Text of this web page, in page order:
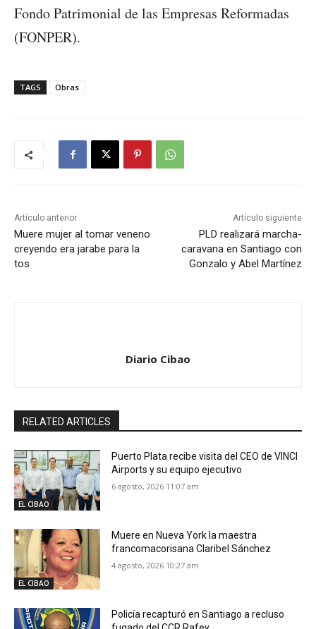
Fondo Patrimonial de las Empresas Reformadas
(FONPER).
TAGS Obras
Artículo anterior
Muere mujer al tomar veneno
creyendo era jarabe para la
tos
Artículo siguiente
PLD realizará marcha-
caravana en Santiago con
Gonzalo y Abel Martínez
Diario Cibao
RELATED ARTICLES
EL CIBAO
Puerto Plata recibe visita del CEO de VINCI
Airports y su equipo ejecutivo
6 agosto, 2026 11:07 am
EL CIBAO
Muere en Nueva York la maestra
francomacorisana Claribel Sánchez
4 agosto, 2026 10:27 am
Policía recapturó en Santiago a recluso